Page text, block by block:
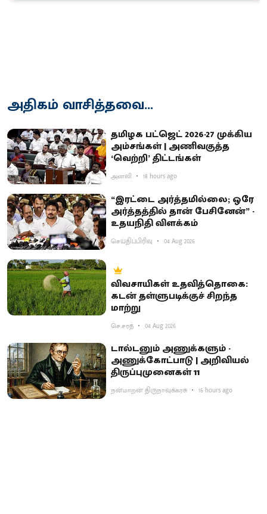
அதிகம் வாசித்தவை...
தமிழக பட்ஜெட் 2026-27 முக்கிய
அம்சங்கள் | அணிவகுத்த
‘வெற்றி’ திட்டங்கள்
அனலி 18 hours ago
“இரட்டை அர்த்தமில்லை; ஒரே
அர்த்தத்தில் தான் பேசினேன்” -
உதயநிதி விளக்கம்
செய்திப்பிரிவு 04 Aug 2026
விவசாயிகள் உதவித்தொகை:
கடன் தள்ளுபடிக்குச் சிறந்த
மாற்று
செ.சரத் 04 Aug 2026
டால்டனும் அணுக்களும் -
அணுக்கோட்பாடு | அறிவியல்
திருப்புமுனைகள் 11
நன்மாறன் திருநாவுக்கரசு 16 hours ago